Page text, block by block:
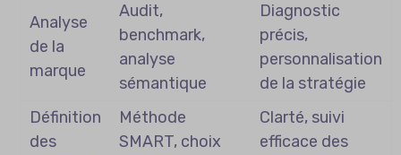
Analyse
de la
marque
Audit,
benchmark,
analyse
sémantique
Diagnostic
précis,
personnalisation
de la stratégie
Définition
des
Méthode
SMART, choix
Clarté, suivi
efficace des